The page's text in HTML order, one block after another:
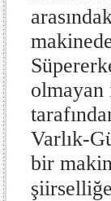
olmayan
Varlık-
bir